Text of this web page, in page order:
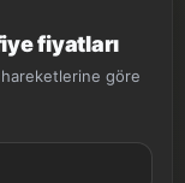
fiyatları
hareketlerine göre